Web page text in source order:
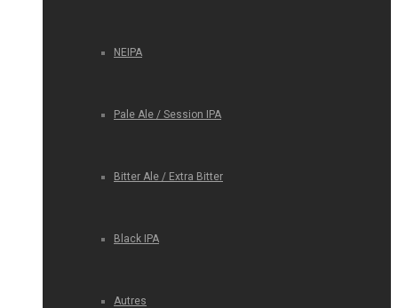
NEIPA
Pale Ale / Session IPA
Bitter Ale / Extra Bitter
Black IPA
Autres